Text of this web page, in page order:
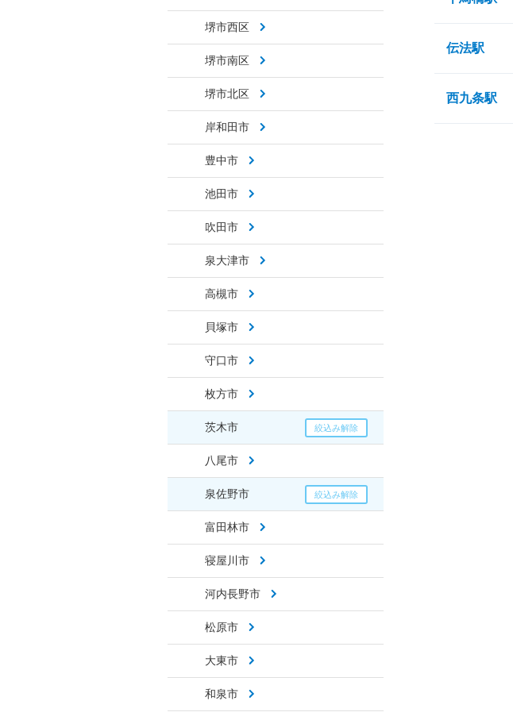
堺市西区
堺市南区
堺市北区
岸和田市
豊中市
池田市
吹田市
泉大津市
高槻市
貝塚市
守口市
枚方市
茨木市
八尾市
泉佐野市
富田林市
寝屋川市
河内長野市
松原市
大東市
和泉市
伝法駅
西九条駅